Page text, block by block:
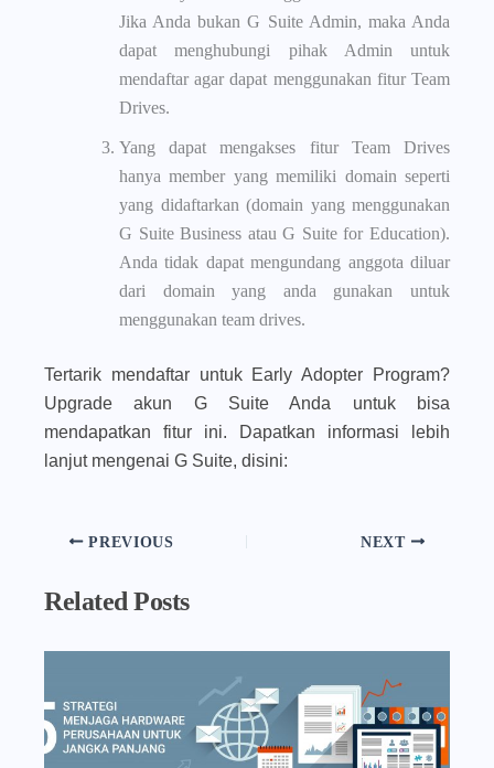
Jika Anda bukan G Suite Admin, maka Anda
dapat menghubungi pihak Admin untuk
mendaftar agar dapat menggunakan fitur Team
Drives.
Yang dapat mengakses fitur Team Drives
hanya member yang memiliki domain seperti
yang didaftarkan (domain yang menggunakan
G Suite Business atau G Suite for Education).
Anda tidak dapat mengundang anggota diluar
dari domain yang anda gunakan untuk
menggunakan team drives.
Tertarik mendaftar untuk Early Adopter Program?
Upgrade akun G Suite Anda untuk bisa
mendapatkan fitur ini. Dapatkan informasi lebih
lanjut mengenai G Suite, disini:
PREVIOUS NEXT
Related Posts